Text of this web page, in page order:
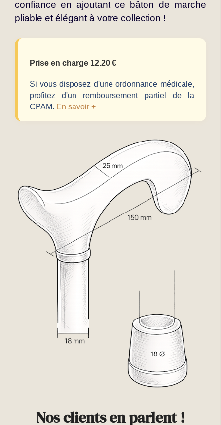
confiance en ajoutant ce bâton de marche
pliable et élégant à votre collection !
Prise en charge 12.20 €
Si vous disposez d'une ordonnance médicale,
profitez d'un remboursement partiel de la
CPAM. En savoir +
Nos clients en parlent !